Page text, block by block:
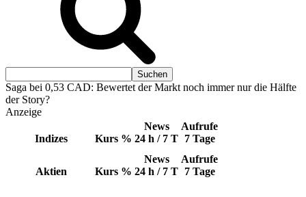
Saga bei 0,53 CAD: Bewertet der Markt noch immer nur die Hälfte
der Story?
Anzeige
Indizes Kurs %
News
24 h / 7 T
Aufrufe
7 Tage
Aktien Kurs %
News
24 h / 7 T
Aufrufe
7 Tage